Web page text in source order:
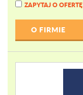
ZAPYTAJ O OFERTĘ
O FIRMIE